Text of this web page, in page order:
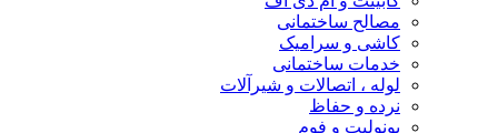
مصالح ساختمانی
کاشی و سرامیک
خدمات ساختمانی
لوله ، اتصالات و شیرآلات
نرده و حفاظ
یونولیت و فوم